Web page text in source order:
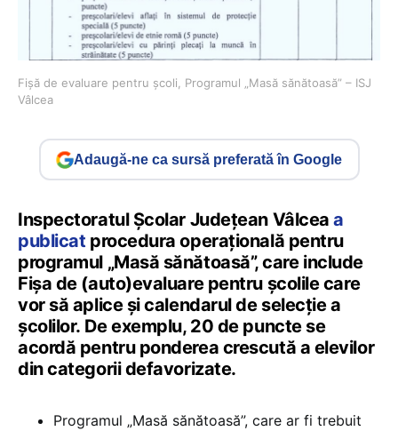
Fișă de evaluare pentru școli, Programul „Masă sănătoasă” – ISJ
Vâlcea
Adaugă-ne ca sursă preferată în Google
Inspectoratul Școlar Județean Vâlceaa
publicat procedura operațională pentru
programul „Masă sănătoasă”, care include
Fișa de (auto)evaluare pentru școlile care
vor să aplice și calendarul de selecție a
școlilor. De exemplu, 20 de puncte se
acordă pentru ponderea crescută a elevilor
din categorii defavorizate.
Programul „Masă sănătoasă”, care ar fi trebuit